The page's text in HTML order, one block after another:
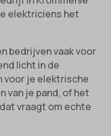
elektriciens het
bedrijven vaak voor
licht in de
voor je elektrische
van je pand, of het
vraagt om echte